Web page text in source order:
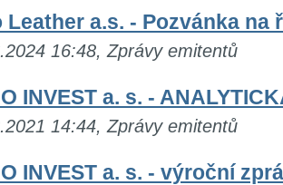
Leather a.s. - Pozvánka na
16:48, Zprávy emitentů
INVEST a. s. -
14:44, Zprávy emitentů
INVEST a. s. - výroční